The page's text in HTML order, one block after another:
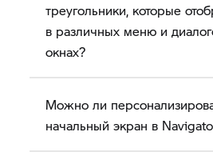
треугольники, которые
в различных меню и
окнах?
Можно ли
начальный экран в